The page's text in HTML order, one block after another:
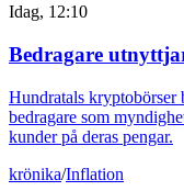
Idag, 12:10
Bedragare
Hundratals
bedragare som
kunder på deras pengar.
krönika/Inflation